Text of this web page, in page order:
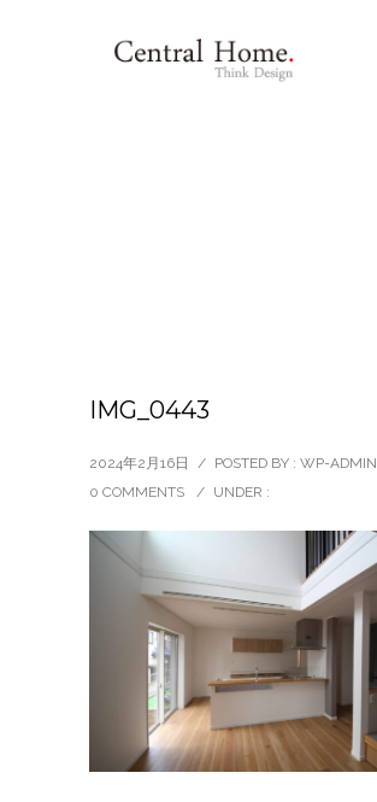
IMG_0443
2024年2月16日 / POSTED BY : WP-ADMIN
0 COMMENTS
/ UNDER :